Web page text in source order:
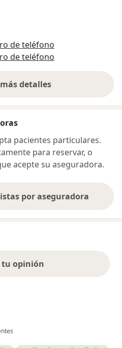
de teléfono
de teléfono
detalles
sobre la dirección
pacientes particulares.
para reservar, o
acepte su aseguradora.
por aseguradora
opinión